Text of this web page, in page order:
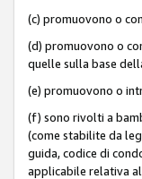
(c) promuovono o
(d) promuovono o
quelle sulla base
(e) promuovono o
(f) sono rivolti a
(come stabilite da
guida, codice di
applicabile relativa